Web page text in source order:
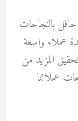
بالنجاحات
عملاء واسعة
المزيد من
عملائنا